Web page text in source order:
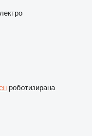
роботизирана